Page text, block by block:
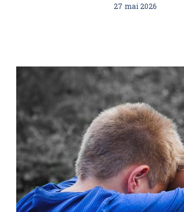
27 mai 2026